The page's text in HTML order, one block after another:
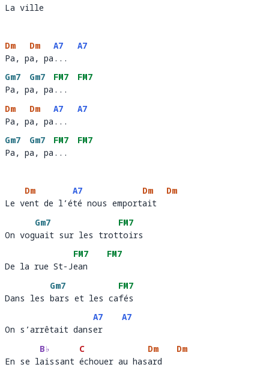
La ville
La ville
Dm
Pa, p
Dm
a, pa
A7
...
A7
Pa, pa, pa...
Gm7
Pa, p
Gm7
a, pa
FM7
...
FM7
Pa, pa, pa...
Dm
Pa, p
Dm
a, pa
A7
...
A7
Pa, pa, pa...
Gm7
Pa, p
Gm7
a, pa
FM7
...
FM7
Pa, pa, pa...
Le v
Dm
ent de l’é
A7
té nous emport
Dm
ait
Dm
Le vent de l’été nous emportait
On vog
Gm7
uait sur les trot
FM7
toir
On voguait sur les trottoirs
De la rue St-J
FM7
ean
FM7
De la rue St-Jean
Dans les
Gm7
bars et les ca
FM7
fés
Dans les bars et les cafés
On s’arrêtait dans
A7
er
A7
On s’arrêtait danser
En se l
B♭
aissant
C
échouer au has
Dm
ard
Dm
En se laissant échouer au hasard